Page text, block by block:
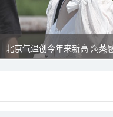
北京气温创今年来新高 焖蒸